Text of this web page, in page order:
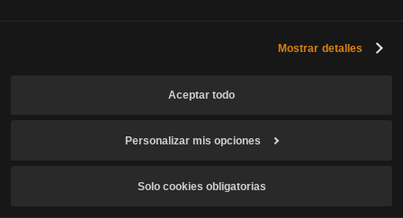
Mostrar detalles
Aceptar todo
Personalizar mis opciones
Solo cookies obligatorias
Además, los monstruos más difíciles tienen más probabilidades de
El mayor inconveniente es el camino a la ciudad más cercana,